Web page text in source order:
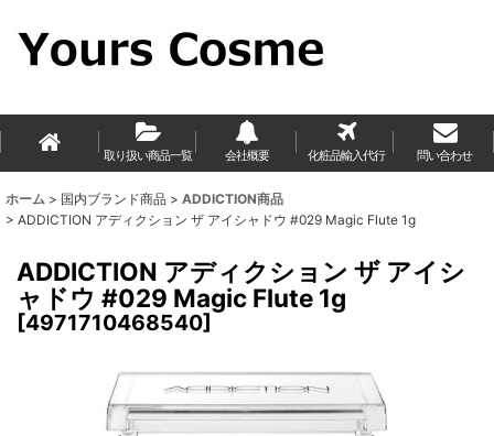
取り扱い商品一覧 会社概要 化粧品輸入代行 問い合わせ
ホーム > 国内ブランド商品 > ADDICTION商品
> ADDICTION アディクション ザ アイシャドウ #029 Magic Flute 1g
ADDICTION アディクション ザ アイシ
ャドウ #029 Magic Flute 1g
[4971710468540]